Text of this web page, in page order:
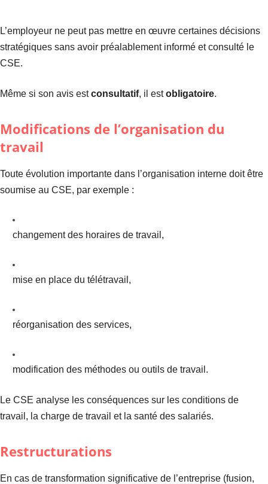
L’employeur ne peut pas mettre en œuvre certaines décisions
stratégiques sans avoir préalablement informé et consulté le
CSE.
Même si son avis estconsultatif, il estobligatoire.
Modifications de l’organisation du
travail
Toute évolution importante dans l’organisation interne doit être
soumise au CSE, par exemple :
changement des horaires de travail,
mise en place du télétravail,
réorganisation des services,
modification des méthodes ou outils de travail.
Le CSE analyse les conséquences sur les conditions de
travail, la charge de travail et la santé des salariés.
Restructurations
En cas de transformation significative de l’entreprise (fusion,